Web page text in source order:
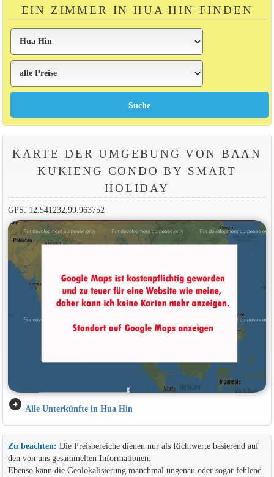
EIN ZIMMER IN HUA HIN FINDEN
KARTE DER UMGEBUNG VON BAAN
KUKIENG CONDO BY SMART
HOLIDAY
GPS: 12.541232,99.963752
arrow_circle_right Alle Unterkünfte in Hua Hin
Zu beachten: Die Preisbereiche dienen nur als Richtwerte basierend auf
den von uns gesammelten Informationen.
Ebenso kann die Geolokalisierung manchmal ungenau oder sogar fehlend